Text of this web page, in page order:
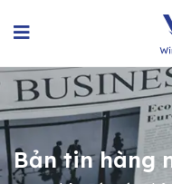
Bản tin hàng